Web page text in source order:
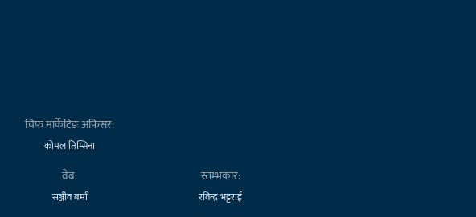
चिफ मार्केटिङ अफिसर:
कोमल तिम्सिना
वेब:
सञ्जीव बर्मा
स्तम्भकार:
रविन्द्र भट्टराई